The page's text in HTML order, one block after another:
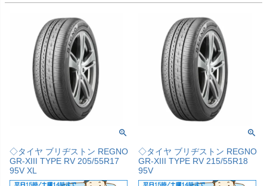
◇タイヤ ブリヂストン REGNO
GR-XIII TYPE RV 205/55R17
95V XL
◇タイヤ ブリヂストン REGNO
GR-XIII TYPE RV 215/55R18
95V